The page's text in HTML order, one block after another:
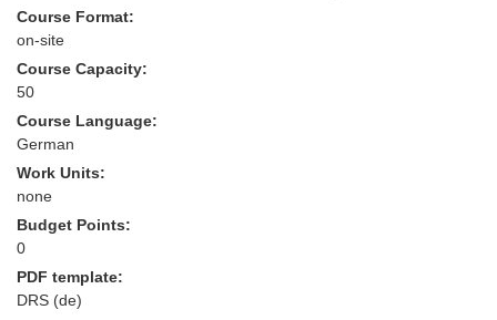
Course Format:
on-site
Course Capacity:
50
Course Language:
German
Work Units:
none
Budget Points:
0
PDF template:
DRS (de)